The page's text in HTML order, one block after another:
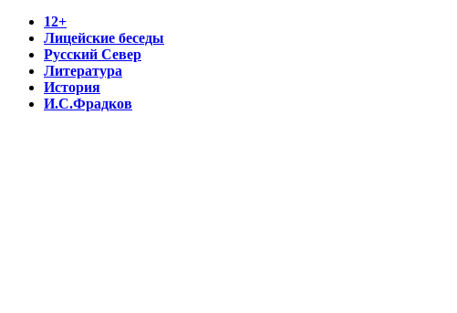
12+
Лицейские беседы
Русский Север
Литература
История
И.С.Фрадков